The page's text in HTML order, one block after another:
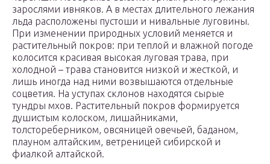
зарослями ивняков. А в местах длительного лежания
льда расположены пустоши и нивальные луговины.
При изменении природных условий меняется и
растительный покров: при теплой и влажной погоде
колосится красивая высокая луговая трава, при
холодной – трава становится низкой и жесткой, и
лишь иногда над ними возвышаются отдельные
соцветия. На уступах склонов находятся сырые
тундры мхов. Растительный покров формируется
душистым колоском, лишайниками,
толстореберником, овсяницей овечьей, баданом,
плауном алтайским, ветреницей сибирской и
фиалкой алтайской.